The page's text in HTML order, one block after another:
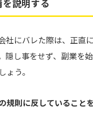
説明する
社にバレた際は、正直
隠し事をせず、副業を
ょう。
規則に反していること